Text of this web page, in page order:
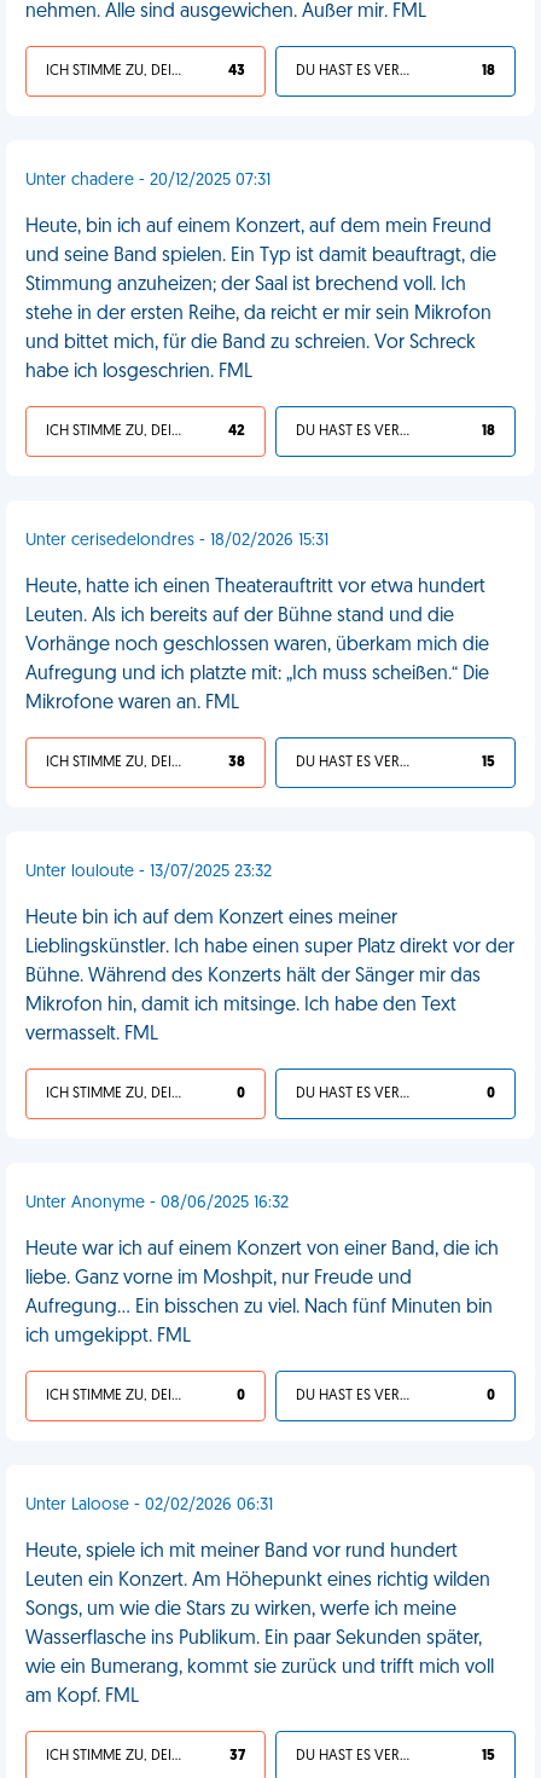
nehmen. Alle sind ausgewichen. Außer mir. FML
ICH STIMME ZU, DEIN LEBEN IST SCHEISSE 43 DU HAST ES VERDIENT 18
Unter chadere - 20/12/2025 07:31
Heute, bin ich auf einem Konzert, auf dem mein Freund
und seine Band spielen. Ein Typ ist damit beauftragt, die
Stimmung anzuheizen; der Saal ist brechend voll. Ich
stehe in der ersten Reihe, da reicht er mir sein Mikrofon
und bittet mich, für die Band zu schreien. Vor Schreck
habe ich losgeschrien. FML
ICH STIMME ZU, DEIN LEBEN IST SCHEISSE 42 DU HAST ES VERDIENT 18
Unter cerisedelondres - 18/02/2026 15:31
Heute, hatte ich einen Theaterauftritt vor etwa hundert
Leuten. Als ich bereits auf der Bühne stand und die
Vorhänge noch geschlossen waren, überkam mich die
Aufregung und ich platzte mit: „Ich muss scheißen.“ Die
Mikrofone waren an. FML
ICH STIMME ZU, DEIN LEBEN IST SCHEISSE 38 DU HAST ES VERDIENT 15
Unter louloute - 13/07/2025 23:32
Heute bin ich auf dem Konzert eines meiner
Lieblingskünstler. Ich habe einen super Platz direkt vor der
Bühne. Während des Konzerts hält der Sänger mir das
Mikrofon hin, damit ich mitsinge. Ich habe den Text
vermasselt. FML
ICH STIMME ZU, DEIN LEBEN IST SCHEISSE 0 DU HAST ES VERDIENT 0
Unter Anonyme - 08/06/2025 16:32
Heute war ich auf einem Konzert von einer Band, die ich
liebe. Ganz vorne im Moshpit, nur Freude und
Aufregung... Ein bisschen zu viel. Nach fünf Minuten bin
ich umgekippt. FML
ICH STIMME ZU, DEIN LEBEN IST SCHEISSE 0 DU HAST ES VERDIENT 0
Unter Laloose - 02/02/2026 06:31
Heute, spiele ich mit meiner Band vor rund hundert
Leuten ein Konzert. Am Höhepunkt eines richtig wilden
Songs, um wie die Stars zu wirken, werfe ich meine
Wasserflasche ins Publikum. Ein paar Sekunden später,
wie ein Bumerang, kommt sie zurück und trifft mich voll
am Kopf. FML
ICH STIMME ZU, DEIN LEBEN IST SCHEISSE 37 DU HAST ES VERDIENT 15